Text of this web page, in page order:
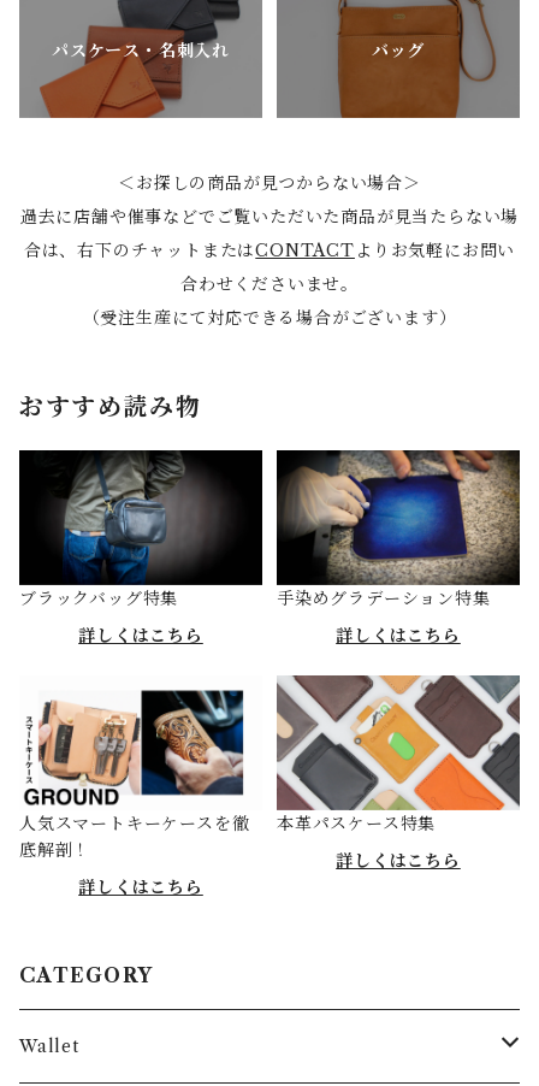
パスケース・名刺入れ バッグ
＜お探しの商品が見つからない場合＞
過去に店舗や催事などでご覧いただいた商品が見当たらない場
合は、右下のチャットまたはCONTACT よりお気軽にお問い
合わせくださいませ。
（受注生産にて対応できる場合がございます）
おすすめ読み物
ブラックバッグ特集
詳しくはこちら
手染めグラデーション特集
詳しくはこちら
人気スマートキーケースを徹
底解剖！
詳しくはこちら
本革パスケース特集
詳しくはこちら
CATEGORY
Wallet